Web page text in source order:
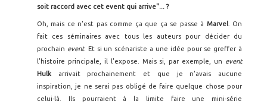
soit raccord avec cet event qui arrive"... ?
Oh, mais ce n'est pas comme ça que ça se passe à Marvel. On
fait ces séminaires avec tous les auteurs pour décider du
prochain event. Et si un scénariste a une idée pour se greffer à
l'histoire principale, il l'expose. Mais si, par exemple, un event
Hulk
arrivait prochainement et que je n'avais aucune
inspiration, je ne serai pas obligé de faire quelque chose pour
celui-là. Ils pourraient à la limite faire une mini-série